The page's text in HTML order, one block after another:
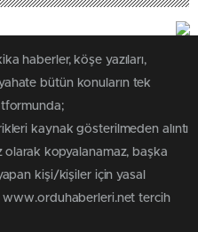
haberler, köşe yazıları,
bütün konuların tek
kaynak gösterilmeden alıntı
olarak kopyalanamaz, başka
kişi/kişiler için yasal
www.orduhaberleri.net tercih